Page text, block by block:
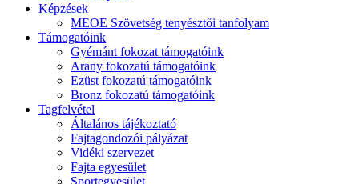
Képzések
MEOE Szövetség tenyésztői tanfolyam
Támogatóink
Gyémánt fokozat támogatóink
Arany fokozatú támogatóink
Ezüst fokozatú támogatóink
Bronz fokozatú támogatóink
Tagfelvétel
Általános tájékoztató
Fajtagondozói pályázat
Vidéki szervezet
Fajta egyesület
Sportegyesület